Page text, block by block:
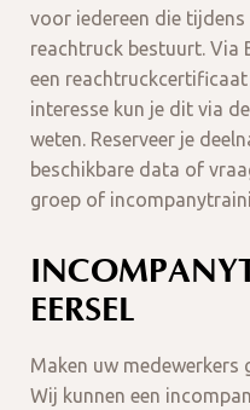
voor iedereen die tijdens
reachtruck bestuurt. Via
een
interesse kun je dit via
weten. Reserveer je
beschikbare data of
groep of
EERSEL
Maken uw medewerkers
Wij kunnen een